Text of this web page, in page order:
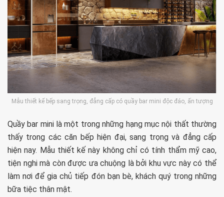
Mẫu thiết kế bếp sang trọng, đẳng cấp có quầy bar mini độc đáo, ấn tượng
Quầy bar mini là một trong những hạng mục nội thất thường
thấy trong các căn bếp hiện đại, sang trọng và đẳng cấp
hiện nay. Mẫu thiết kế này không chỉ có tính thẩm mỹ cao,
tiện nghi mà còn được ưa chuộng là bởi khu vực này có thể
làm nơi để gia chủ tiếp đón bạn bè, khách quý trong những
bữa tiệc thân mật.